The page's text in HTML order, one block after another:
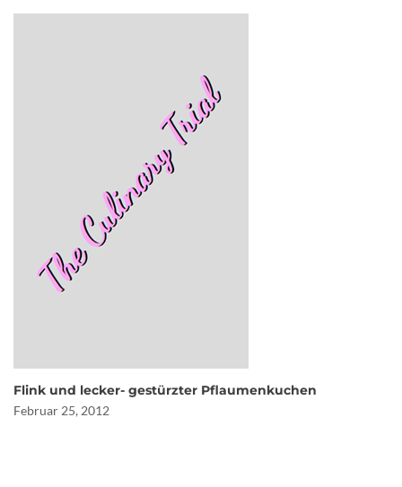
Flink und lecker- gestürzter Pflaumenkuchen
Februar 25, 2012